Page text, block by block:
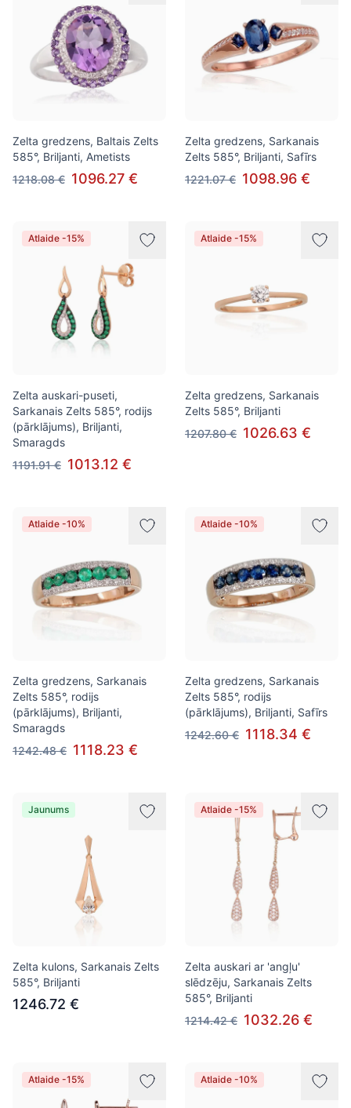
Zelta gredzens, Baltais Zelts
585°, Briljanti, Ametists
1218.08 € 1096.27 €
Zelta gredzens, Sarkanais
Zelts 585°, Briljanti, Safīrs
1221.07 € 1098.96 €
Atlaide -15%
Zelta auskari-puseti,
Sarkanais Zelts 585°, rodijs
(pārklājums), Briljanti,
Smaragds
1191.91 € 1013.12 €
Atlaide -15%
Zelta gredzens, Sarkanais
Zelts 585°, Briljanti
1207.80 € 1026.63 €
Atlaide -10%
Zelta gredzens, Sarkanais
Zelts 585°, rodijs
(pārklājums), Briljanti,
Smaragds
1242.48 € 1118.23 €
Atlaide -10%
Zelta gredzens, Sarkanais
Zelts 585°, rodijs
(pārklājums), Briljanti, Safīrs
1242.60 € 1118.34 €
Jaunums
Zelta kulons, Sarkanais Zelts
585°, Briljanti
1246.72 €
Atlaide -15%
Zelta auskari ar 'angļu'
slēdzēju, Sarkanais Zelts
585°, Briljanti
1214.42 € 1032.26 €
Atlaide -15% Atlaide -10%